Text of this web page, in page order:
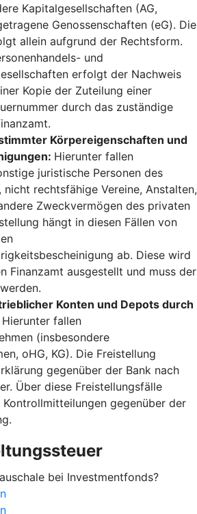
Kapitalgesellschaften (AG,
Genossenschaften (eG). Die
allein aufgrund der Rechtsform.
und
erfolgt der Nachweis
Kopie der Zuteilung einer
durch das zuständige
Körpereigenschaften und
Hierunter fallen
juristische Personen des
nicht rechtsfähige Vereine, Anstalten,
Zweckvermögen des privaten
hängt in diesen Fällen von
ab. Diese wird
Finanzamt ausgestellt und muss der
Konten und Depots durch
Hierunter fallen
(insbesondere
oHG, KG). Die Freistellung
gegenüber der Bank nach
Über diese Freistellungsfälle
gegenüber der
bei Investmentfonds?